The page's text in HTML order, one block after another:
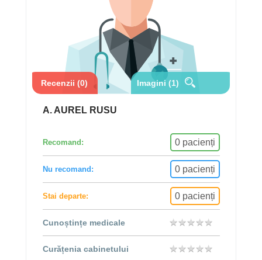
Recenzii (0) Imagini (1)
A. AUREL RUSU
Recomand: 0 pacienți
Nu recomand: 0 pacienți
Stai departe: 0 pacienți
Cunoștințe medicale ★★★★★
★★★★★
Curățenia cabinetului ★★★★★
★★★★★